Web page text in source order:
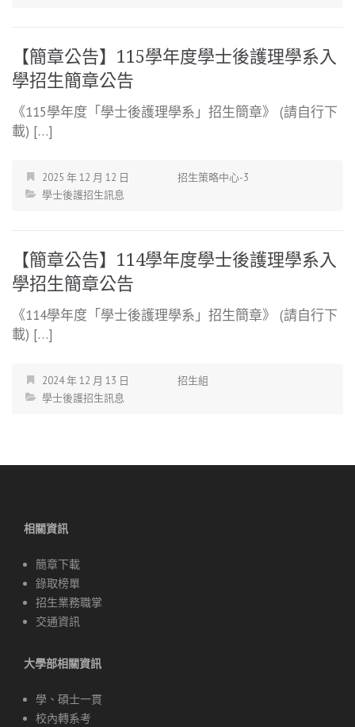
【簡章公告】115學年度學士後護理學系入
學招生簡章公告
《115學年度「學士後護理學系」招生簡章》 (請自行下
載) […]
2025 年 12 月 12 日
招生策略中心-3
學士後護招生訊息
【簡章公告】114學年度學士後護理學系入
學招生簡章公告
《114學年度「學士後護理學系」招生簡章》 (請自行下
載) […]
2024 年 12 月 13 日
招生組
學士後護招生訊息
相關資訊
簡章下載
錄取榜單
招生業務職掌
交通資訊
大學部相關資訊
學、碩士一貫
校內轉系考